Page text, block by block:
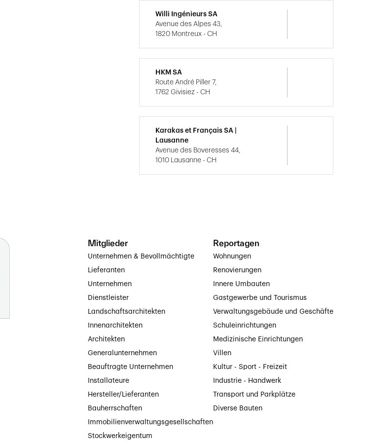
Willi Ingénieurs SA
Avenue des Alpes 43,
1820 Montreux - CH
HKM SA
Route André Piller 7,
1762 Givisiez - CH
Karakas et Français SA |
Lausanne
Avenue des Boveresses 44,
1010 Lausanne - CH
Mitglieder
Unternehmen & Bevollmächtigte
Lieferanten
Unternehmen
Dienstleister
Landschaftsarchitekten
Innenarchitekten
Architekten
Generalunternehmen
Beauftragte Unternehmen
Installateure
Hersteller/Lieferanten
Bauherrschaften
Immobilienverwaltungsgesellschaften
Stockwerkeigentum
Reportagen
Wohnungen
Renovierungen
Innere Umbauten
Gastgewerbe und Tourismus
Verwaltungsgebäude und Geschäfte
Schuleinrichtungen
Medizinische Einrichtungen
Villen
Kultur - Sport - Freizeit
Industrie - Handwerk
Transport und Parkplätze
Diverse Bauten